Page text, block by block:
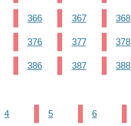
366 367 368
376 377 378
386 387 388
4 5 6